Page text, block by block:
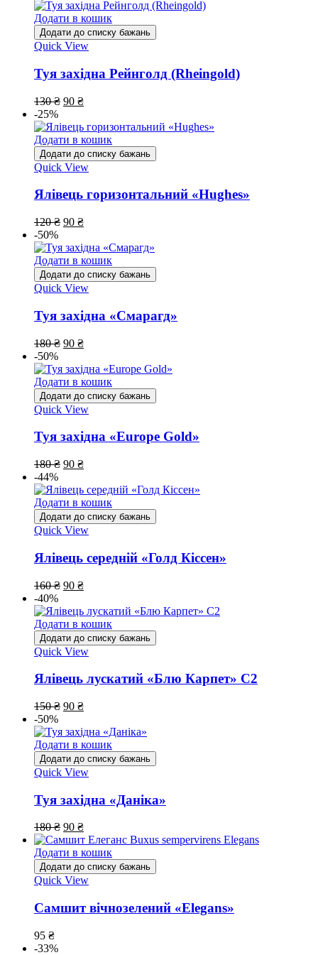
Додати в кошик
Додати до списку бажань
Quick View
Туя західна Рейнголд (Rheingold)
130₴ 90 ₴
-25%
Додати в кошик
Додати до списку бажань
Quick View
Ялівець горизонтальний «Hughes»
120₴ 90 ₴
-50%
Додати в кошик
Додати до списку бажань
Quick View
Туя західна «Смарагд»
180₴ 90 ₴
-50%
Додати в кошик
Додати до списку бажань
Quick View
Туя західна «Europe Gold»
180₴ 90 ₴
-44%
Додати в кошик
Додати до списку бажань
Quick View
Ялівець середній «Голд Кіссен»
160₴ 90 ₴
-40%
Додати в кошик
Додати до списку бажань
Quick View
Ялівець лускатий «Блю Карпет» С2
150₴ 90 ₴
-50%
Додати в кошик
Додати до списку бажань
Quick View
Туя західна «Даніка»
180₴ 90 ₴
Додати в кошик
Додати до списку бажань
Quick View
Самшит вічнозелений «Elegans»
95 ₴
-33%